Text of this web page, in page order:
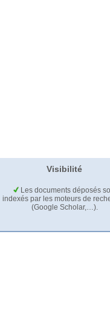
Visibilité
Les documents déposés
indexés par les moteurs de
(Google Scholar,…).